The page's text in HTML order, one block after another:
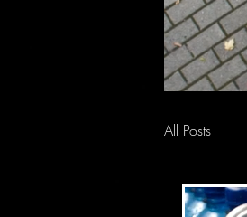
All Posts